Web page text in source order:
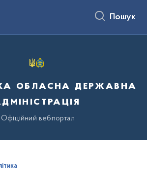
Пошук
обласна державна
Офіційний вебпортал